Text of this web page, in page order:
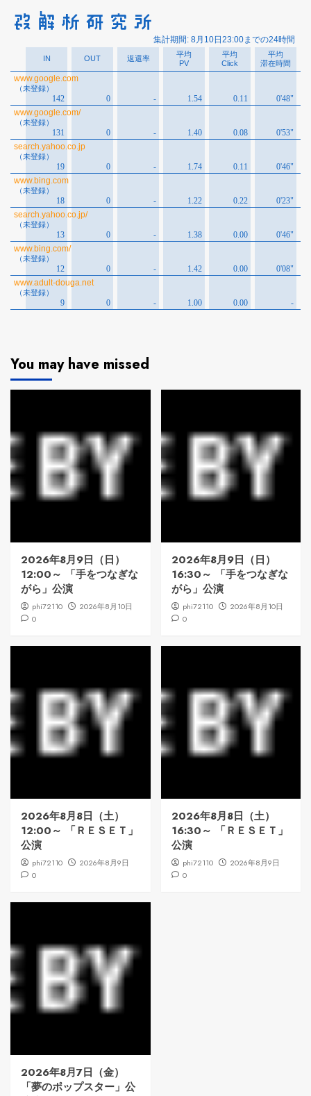
You may have missed
2026年8月9日（日）
12:00～ 「手をつなぎな
がら」公演
phi72110
2026年8月10日
0
2026年8月9日（日）
16:30～ 「手をつなぎな
がら」公演
phi72110
2026年8月10日
0
2026年8月8日（土）
12:00～ 「ＲＥＳＥＴ」
公演
phi72110
2026年8月9日
0
2026年8月8日（土）
16:30～ 「ＲＥＳＥＴ」
公演
phi72110
2026年8月9日
0
2026年8月7日（金）
「夢のポップスター」公